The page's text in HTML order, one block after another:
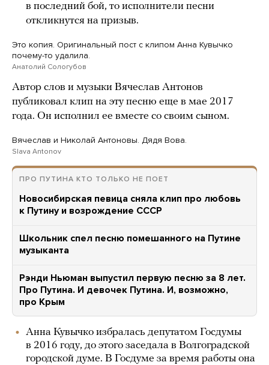
в последний бой, то исполнители песни
откликнутся на призыв.
Это копия. Оригинальный пост с клипом Анна Кувычко
почему-то удалила.
Анатолий Сологубов
Автор слов и музыки Вячеслав Антонов
публиковал клип на эту песню еще в мае 2017
года. Он исполнил ее вместе со своим сыном.
Вячеслав и Николай Антоновы. Дядя Вова.
Slava Antonov
ПРО ПУТИНА КТО ТОЛЬКО НЕ ПОЕТ
Новосибирская певица сняла клип про любовь
к Путину и возрождение СССР
Школьник спел песню помешанного на Путине
музыканта
Рэнди Ньюман выпустил первую песню за 8 лет.
Про Путина. И девочек Путина. И, возможно,
про Крым
Анна Кувычко избралась депутатом Госдумы
в 2016 году, до этого заседала в Волгоградской
городской думе. В Госдуме за время работы она